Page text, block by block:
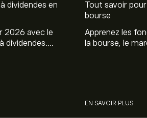
dividendes en
2026 avec le
dividendes.
Tout savoir
bourse
Apprenez les
la bourse, le
EN SAVOIR PLUS